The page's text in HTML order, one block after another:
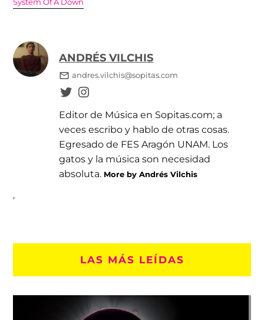
System Of A Down
ANDRÉS VILCHIS
andres.vilchis@sopitas.com
Editor de Música en Sopitas.com; a
veces escribo y hablo de otras cosas.
Egresado de FES Aragón UNAM. Los
gatos y la música son necesidad
absoluta. More by Andrés Vilchis
LAS MÁS LEÍDAS